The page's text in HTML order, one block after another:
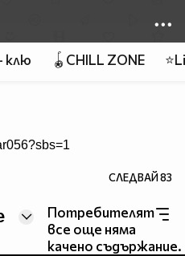
клю 🪀CHILL ZONE
СЛЕДВАЙ83
Потребителят
все още няма
качено съдържание.